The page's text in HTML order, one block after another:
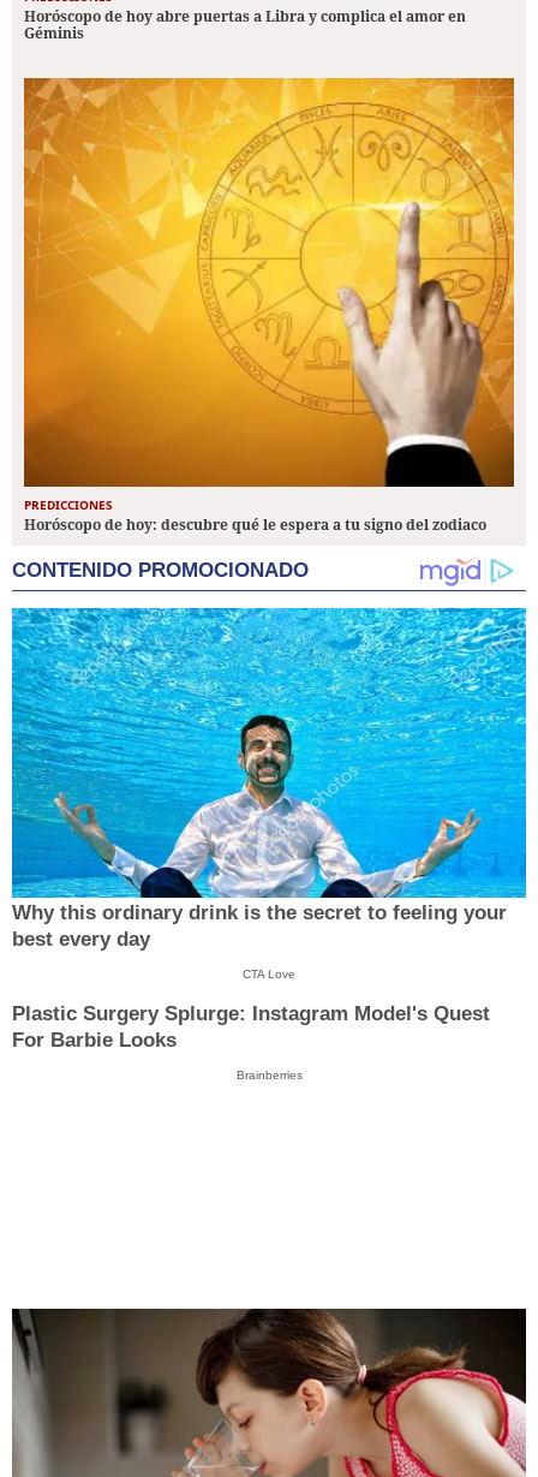
Horóscopo de hoy abre puertas a Libra y complica el amor en
Géminis
PREDICCIONES
Horóscopo de hoy: descubre qué le espera a tu signo del zodiaco
CONTENIDO PROMOCIONADO
Why this ordinary drink is the secret to feeling your
best every day
CTA Love
Plastic Surgery Splurge: Instagram Model's Quest
For Barbie Looks
Brainberries